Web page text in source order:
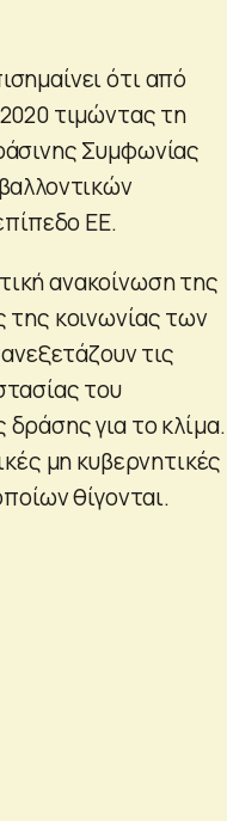
ότι από
τιμώντας τη
Συμφωνίας
ΕΕ.
ανακοίνωση της
της κοινωνίας των
τις
του
για το κλίμα.
μη κυβερνητικές
θίγονται.